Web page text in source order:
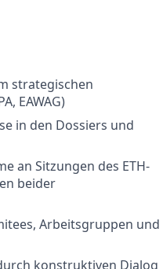
strategischen
EAWAG)
in den Dossiers und
an Sitzungen des ETH-
beider
Arbeitsgruppen und
konstruktiven Dialog